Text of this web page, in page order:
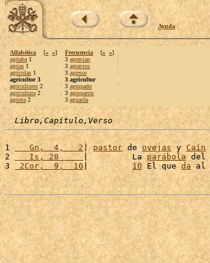
Ayuda
Alfabética [« »]
agriaba 1
agrias 1
agrícolas 1
agricultor 3
agricultores 2
agricultura 2
agrieta 2
Frecuencia [« »]
3 agravian
3 agravios
3 agresor
3 agricultor
3 agrupado
3 agruparon
3 aguarda
Libro,Capítulo,Verso
1
   Gn,  4,   2
| pastor de ovejas y Caín
2
   Is, 28
|         La parábola del
3
2Cor,  9,  10| 10 El que da al